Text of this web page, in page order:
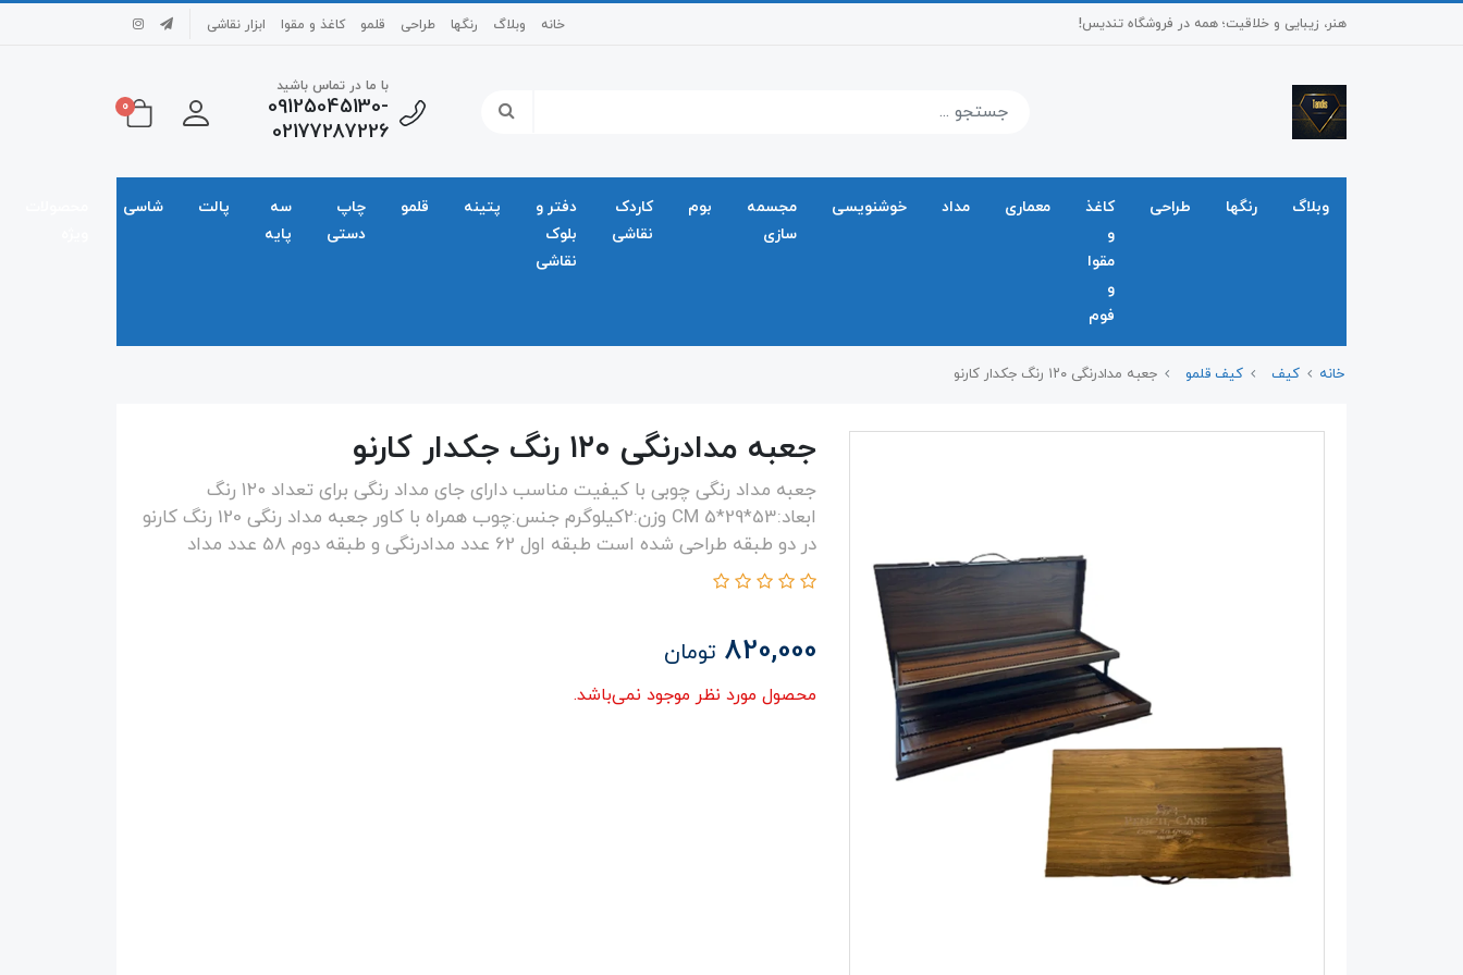
هنر، زیبایی و خلاقیت؛ همه در فروشگاه تندیس! خانه وبلاگ رنگها طراحی قلمو کاغذ و مقوا ابزار نقاشی
با ما در تماس باشید
09125045130-
02177287226
0
وبلاگ رنگها طراحی
کاغذ
و
مقوا
و
فوم
معماری مداد خوشنویسی
مجسمه
سازی
بوم
کاردک
نقاشی
دفتر و
بلوک
نقاشی
پتینه قلمو
چاپ
دستی
سه
پایه
پالت شاسی
خانه کیف کیف قلمو جعبه مدادرنگی ۱۲۰ رنگ جکدار کارنو
جعبه مدادرنگی ۱۲۰ رنگ جکدار کارنو
جعبه مداد رنگی چوبی با کیفیت مناسب دارای جای مداد رنگی برای تعداد ۱۲۰ رنگ
ابعاد:53*29*5 CM وزن:2کیلوگرم جنس:چوب همراه با کاور جعبه مداد رنگی 120 رنگ کارنو
در دو طبقه طراحی شده است طبقه اول 62 عدد مدادرنگی و طبقه دوم 58 عدد مداد
820,000 تومان
محصول مورد نظر موجود نمی‌باشد.